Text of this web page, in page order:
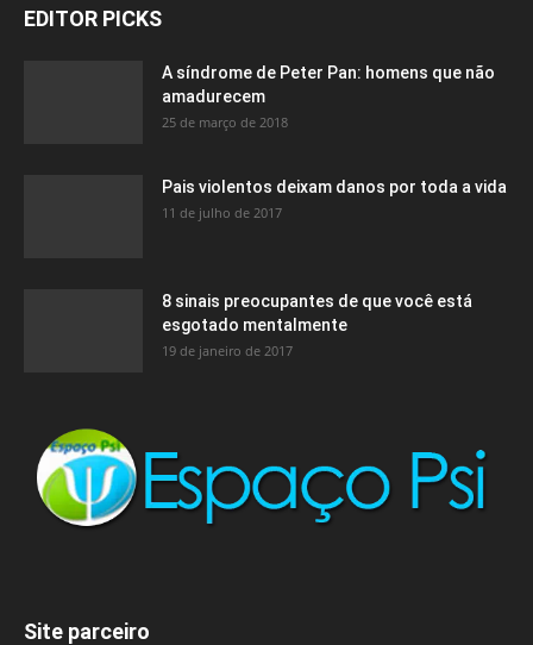
EDITOR PICKS
A síndrome de Peter Pan: homens que não
amadurecem
25 de março de 2018
Pais violentos deixam danos por toda a vida
11 de julho de 2017
8 sinais preocupantes de que você está
esgotado mentalmente
19 de janeiro de 2017
Site parceiro